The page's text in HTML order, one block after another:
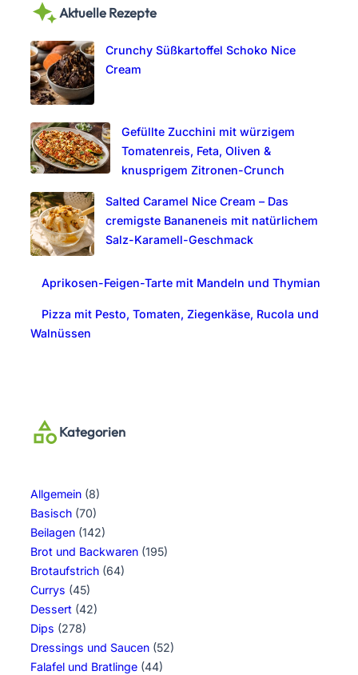
r
h
Aktuelle Rezepte
Crunchy Süßkartoffel Schoko Nice
Cream
Gefüllte Zucchini mit würzigem
Tomatenreis, Feta, Oliven &
knusprigem Zitronen-Crunch
Salted Caramel Nice Cream – Das
cremigste Bananeneis mit natürlichem
Salz-Karamell-Geschmack
Aprikosen-Feigen-Tarte mit Mandeln und Thymian
Pizza mit Pesto, Tomaten, Ziegenkäse, Rucola und
Walnüssen
Kategorien
Allgemein (8)
Basisch (70)
Beilagen (142)
Brot und Backwaren (195)
Brotaufstrich (64)
Currys (45)
Dessert (42)
Dips (278)
Dressings und Saucen (52)
Falafel und Bratlinge (44)